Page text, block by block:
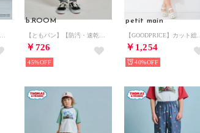
b.ROOM
￥726
45%
petit main
￥1,254
40%